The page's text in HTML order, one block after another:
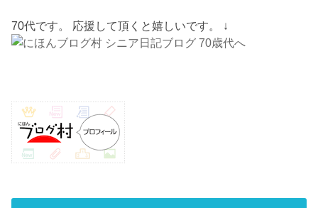
70代です。 応援して頂くと嬉しいです。 ↓